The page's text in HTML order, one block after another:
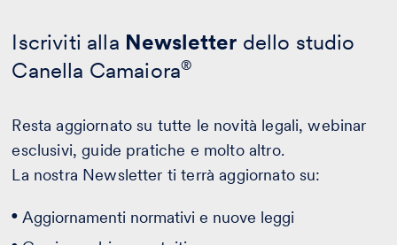
Iscriviti alla Newsletter dello studio
Canella Camaiora®
Resta aggiornato su tutte le novità legali, webinar
esclusivi, guide pratiche e molto altro.
La nostra Newsletter ti terrà aggiornato su:
Aggiornamenti normativi e nuove leggi